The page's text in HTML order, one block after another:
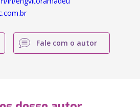
Fale com o autor